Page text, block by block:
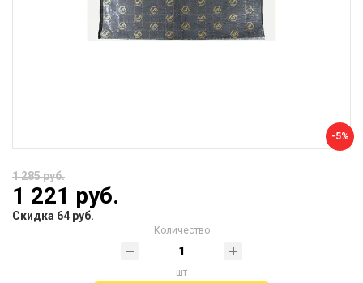
-5%
1 285 руб.
1 221 руб.
Скидка 64 руб.
Количество
шт